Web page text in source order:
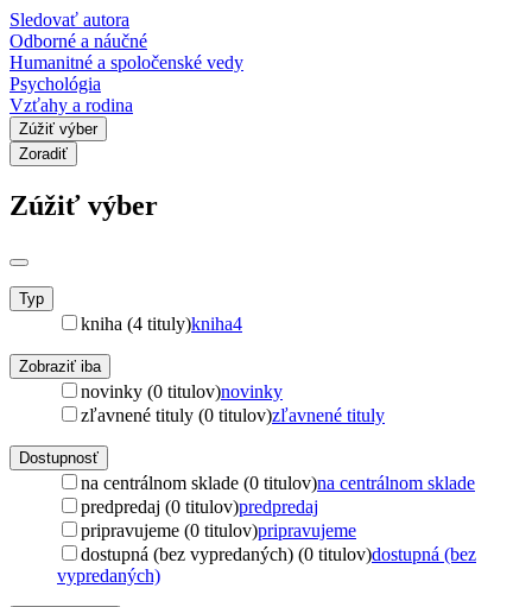
Sledovať autora
Odborné a náučné
Humanitné a spoločenské vedy
Psychológia
Vzťahy a rodina
Zúžiť výber
Zoradiť
Zúžiť výber
Typ
kniha (4 tituly)kniha4
Zobraziť iba
novinky (0 titulov)novinky
zľavnené tituly (0 titulov)zľavnené tituly
Dostupnosť
na centrálnom sklade (0 titulov)na centrálnom sklade
predpredaj (0 titulov)predpredaj
pripravujeme (0 titulov)pripravujeme
dostupná (bez vypredaných) (0 titulov)dostupná (bez
vypredaných)